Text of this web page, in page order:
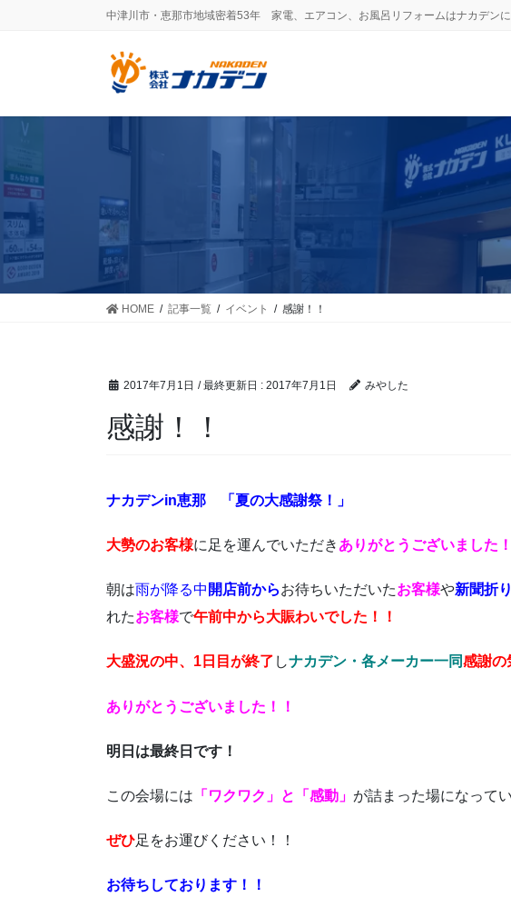
に
ョ
移
中津川市・恵那市地域密着53年 家電、エアコン、お風呂リフォームはナカデン
HOME 記事一覧 イベント 感謝！！
2017年7月1日 / 最終更新日 : 2017年7月1日 みやした
感謝！！
ナカデンin恵那 「夏の大感謝祭！」
大勢のお客様に足を運んでいただき ありがとうございました！
朝は雨が降る中 開店前からお待ちいただいたお客様や新聞折
れたお客様で午前中から大賑わいでした！！
大盛況の中、1日目が終了 しナカデン・各メーカー一同感謝の
ありがとうございました！！
明日は最終日です！
この会場には 「ワクワク」と「感動」 が詰まった場になって
ぜひ足をお運びください！！
お待ちしております！！